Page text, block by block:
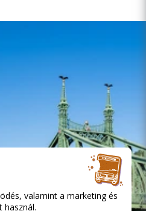
valamint a marketing és
használ.